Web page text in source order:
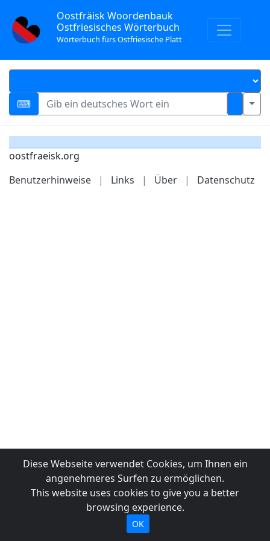
Oostfräisk Woordenbauk
Ostfriesisches Wörterbuch
Wörterbuch fürs Ostfriesische Platt
oostfraeisk.org
Benutzerhinweise
| Links | Über | Datenschutz
Diese Webseite verwendet Cookies, um Ihnen ein
angenehmeres Surfen zu ermöglichen.
This website uses cookies to give you a better
browsing experience.
OK